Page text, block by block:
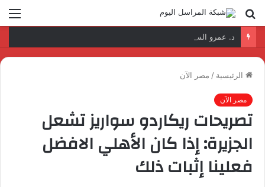
بحث
عن
الرئيسية / مصر الآن
مصر الآن
تصريحات ريكاردو سواريز تشعل
الجزيرة: إذا كان الأهلي الافضل
فعلينا إثبات ذلك